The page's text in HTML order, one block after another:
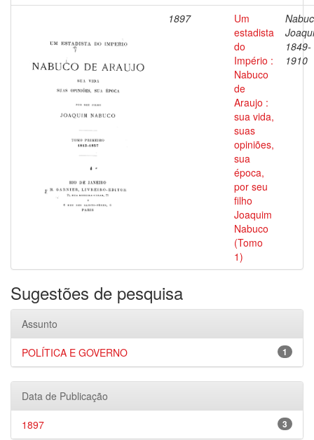
1897
Um
estadista
do
Império :
Nabuco
de
Araujo :
sua vida,
suas
opiniões,
sua
época,
por seu
filho
Joaquim
Nabuco
(Tomo
1)
1849-
1910
Sugestões de pesquisa
Assunto
1
POLÍTICA E GOVERNO
Data de Publicação
3
1897